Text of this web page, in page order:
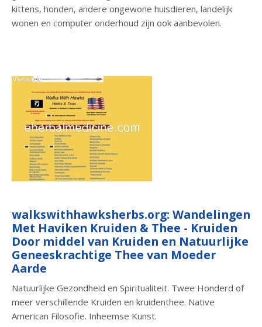
kittens, honden, andere ongewone huisdieren, landelijk
wonen en computer onderhoud zijn ook aanbevolen.
walkswithhawksherbs.org: Wandelingen
Met Haviken Kruiden & Thee - Kruiden
Door middel van Kruiden en Natuurlijke
Geneeskrachtige Thee van Moeder
Aarde
Natuurlijke Gezondheid en Spiritualiteit. Twee Honderd of
meer verschillende Kruiden en kruidenthee. Native
American Filosofie. Inheemse Kunst.